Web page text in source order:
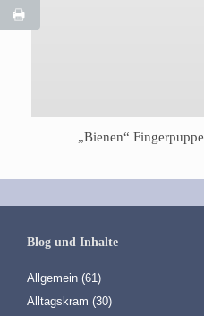
„Bienen“ Fingerpuppe
Blog und Inhalte
Allgemein (61)
Alltagskram (30)